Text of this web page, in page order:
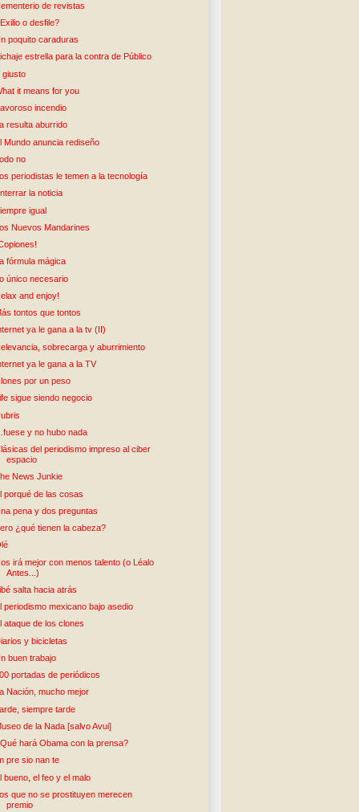
de revistas
o desfile?
poquito caraduras
estrella para la contra de Público
giusto
it means for you
incendio
resulta aburrido
Mundo anuncia rediseño
no
periodistas le temen a la tecnología
la noticia
igual
Nuevos Mandarines
La fórmula mágica
único necesario
and enjoy!
tontos que tontos
ya le gana a la tv (II)
sobrecarga y aburrimiento
ya le gana a la TV
por un peso
Life sigue siendo negocio
…fuese y no hubo nada
del periodismo impreso al ciber
espacio
News Junkie
porqué de las cosas
pena y dos preguntas
¿qué tienen la cabeza?
irá mejor con menos talento (o Léalo
Antes...)
salta hacia atrás
periodismo mexicano bajo asedio
ataque de los clones
y bicicletas
buen trabajo
portadas de periódicos
La Nación, mucho mejor
siempre tarde
de la Nada [salvo Avui]
hará Obama con la prensa?
pre sio nan te
bueno, el feo y el malo
que no se prostituyen merecen
premio